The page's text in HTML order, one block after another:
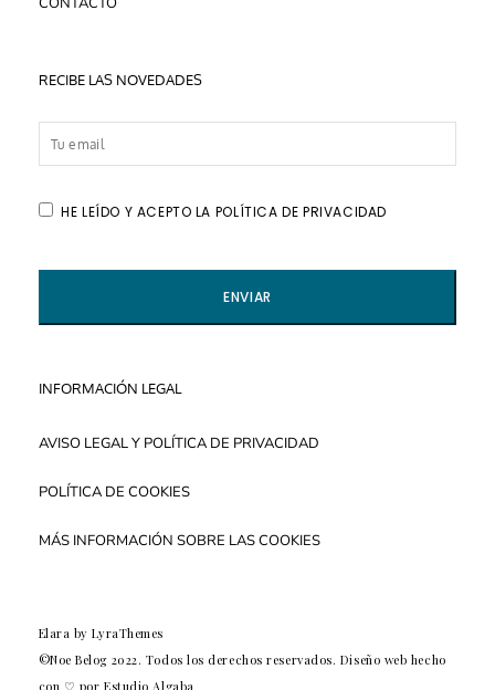
RECIBE LAS NOVEDADES
HE LEÍDO Y ACEPTO LA POLÍTICA DE PRIVACIDAD
INFORMACIÓN LEGAL
AVISO LEGAL Y POLÍTICA DE PRIVACIDAD
POLÍTICA DE COOKIES
MÁS INFORMACIÓN SOBRE LAS COOKIES
Elara by LyraThemes
©Noe Belog 2022. Todos los derechos reservados. Diseño web hecho
con ♡ por Estudio Algaba